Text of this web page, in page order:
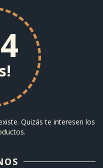
Quizás te interesen los